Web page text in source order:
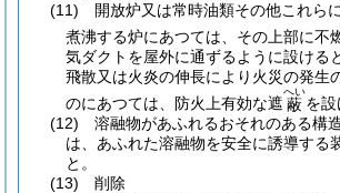
(11)
開放炉又は常時油類その他これら
煮沸する炉にあつては、その上部に不
気ダクトを屋外に通ずるように設ける
飛散又は火炎の伸長により火災の発生
のにあつては、防火上有効な遮 蔽
へい
を設
(12)
溶融物があふれるおそれのある構
は、あふれた溶融物を安全に誘導する
と。
(13)
削除